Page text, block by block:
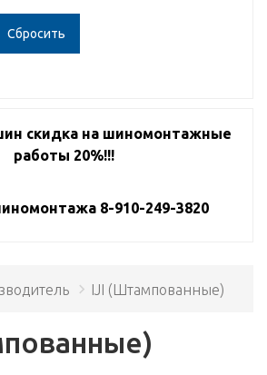
Сбросить
скидка на шиномонтажные
работы 20%!!!
8-910-249-3820
IJI (Штампованные)